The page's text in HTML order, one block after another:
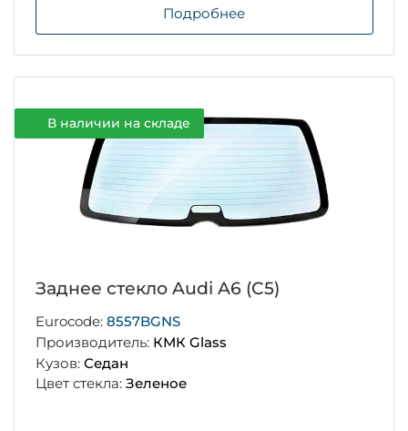
Подробнее
В наличии на складе
Заднее стекло Audi A6 (C5)
Eurocode: 8557BGNS
Производитель: КМК Glass
Кузов: Седан
Цвет стекла: Зеленое